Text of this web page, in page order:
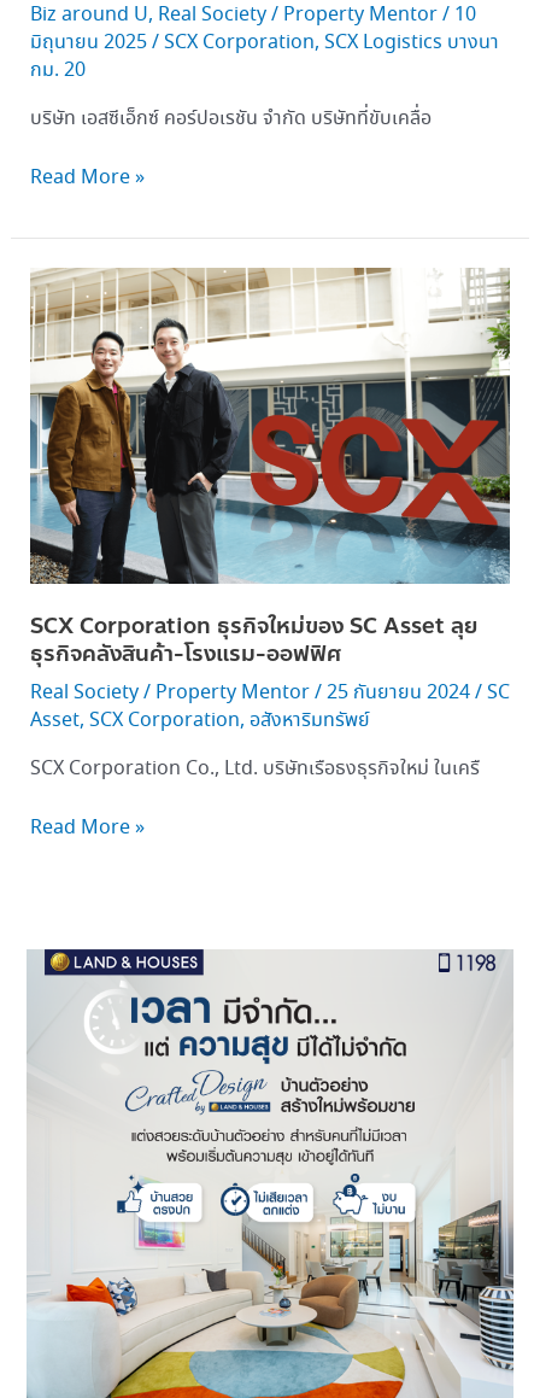
Biz around U, Real Society/ Property Mentor/ 10
มิถุนายน 2025/SCX Corporation, SCX Logistics บางนา
กม. 20
บริษัท เอสซีเอ็กซ์ คอร์ปอเรชัน จำกัด บริษัทที่ขับเคลื่อ
Read More »
SCX Corporation ธุรกิจใหม่ของ SC Asset ลุย
ธุรกิจคลังสินค้า-โรงแรม-ออฟฟิศ
Real Society/ Property Mentor/25 กันยายน 2024/SC
Asset, SCX Corporation, อสังหาริมทรัพย์
SCX Corporation Co., Ltd. บริษัทเรือธงธุรกิจใหม่ ในเครื
SCX
Corporation ธุรกิจ
ใหม่
ของ SC
Asset
ลุย
ธุรกิจ
คลัง
สินค้า-
โรงแรม-
ออฟฟิศ
Read More »